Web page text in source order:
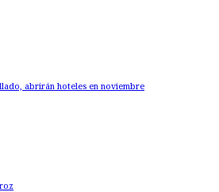
abrirán hoteles en noviembre